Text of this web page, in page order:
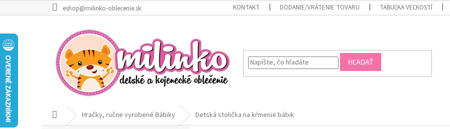
na
eshop@milinko-oblecenie.sk KONTAKT DODANIE/VRÁTENIE TOVARU TABUĽKA VEĽKOSTÍ
HĽADAŤ
DomovHračky, ručne vyrobené Bábiky Detská stolička na kŕmenie bábik